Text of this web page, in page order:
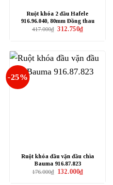
Ruột khóa 2 đầu Hafele
916.96.040, 80mm Đồng thau
417.000₫ Giá
312.750₫Giá
hiện
-25%
Ruột khóa đầu vặn đầu chìa
Bauma 916.87.823
176.000₫ Giá
132.000₫Giá
hiện